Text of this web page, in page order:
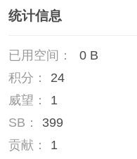
统计信息
已用空间：
0 B
积分：
24
威望：
1
SB：
399
贡献：
1